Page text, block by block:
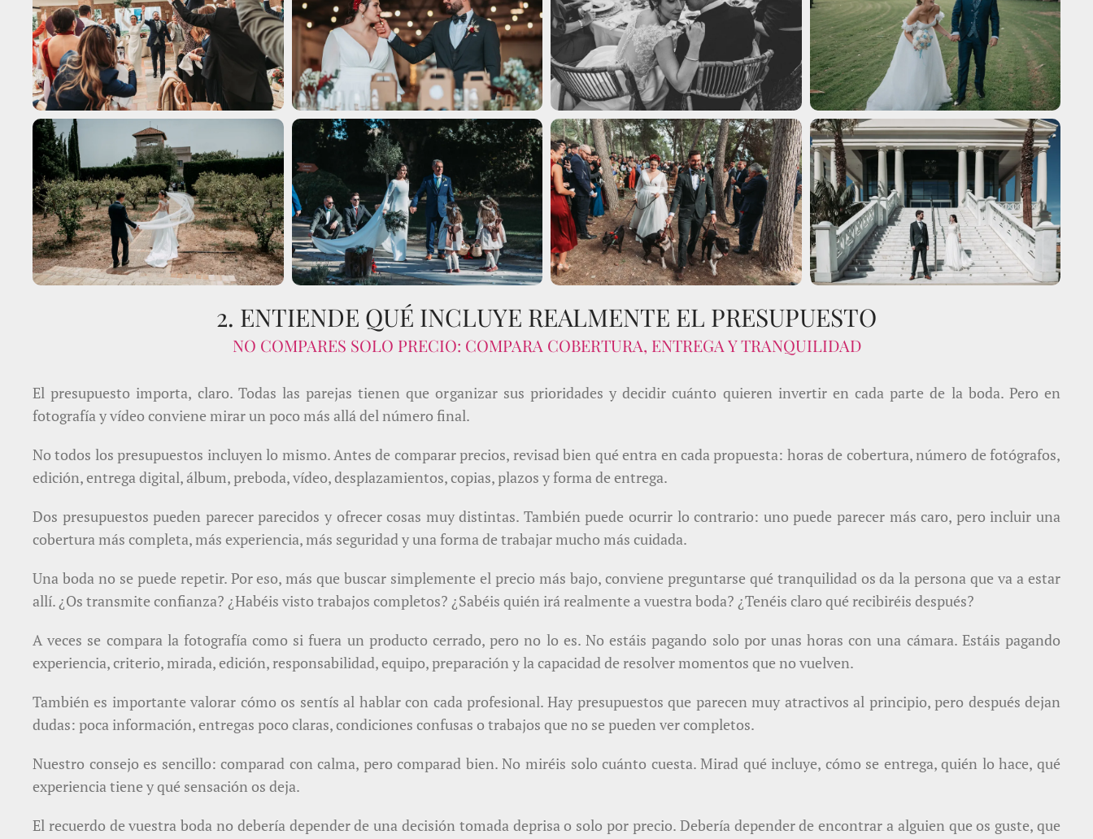
2. ENTIENDE QUÉ INCLUYE REALMENTE EL PRESUPUESTO
NO COMPARES SOLO PRECIO: COMPARA COBERTURA, ENTREGA Y TRANQUILIDAD
El presupuesto importa, claro. Todas las parejas tienen que organizar sus prioridades y decidir cuánto quieren invertir en cada parte de la boda. Pero en
fotografía y vídeo conviene mirar un poco más allá del número final.
No todos los presupuestos incluyen lo mismo. Antes de comparar precios, revisad bien qué entra en cada propuesta: horas de cobertura, número de fotógrafos,
edición, entrega digital, álbum, preboda, vídeo, desplazamientos, copias, plazos y forma de entrega.
Dos presupuestos pueden parecer parecidos y ofrecer cosas muy distintas. También puede ocurrir lo contrario: uno puede parecer más caro, pero incluir una
cobertura más completa, más experiencia, más seguridad y una forma de trabajar mucho más cuidada.
Una boda no se puede repetir. Por eso, más que buscar simplemente el precio más bajo, conviene preguntarse qué tranquilidad os da la persona que va a estar
allí. ¿Os transmite confianza? ¿Habéis visto trabajos completos? ¿Sabéis quién irá realmente a vuestra boda? ¿Tenéis claro qué recibiréis después?
A veces se compara la fotografía como si fuera un producto cerrado, pero no lo es. No estáis pagando solo por unas horas con una cámara. Estáis pagando
experiencia, criterio, mirada, edición, responsabilidad, equipo, preparación y la capacidad de resolver momentos que no vuelven.
También es importante valorar cómo os sentís al hablar con cada profesional. Hay presupuestos que parecen muy atractivos al principio, pero después dejan
dudas: poca información, entregas poco claras, condiciones confusas o trabajos que no se pueden ver completos.
Nuestro consejo es sencillo: comparad con calma, pero comparad bien. No miréis solo cuánto cuesta. Mirad qué incluye, cómo se entrega, quién lo hace, qué
experiencia tiene y qué sensación os deja.
El recuerdo de vuestra boda no debería depender de una decisión tomada deprisa o solo por precio. Debería depender de encontrar a alguien que os guste, que